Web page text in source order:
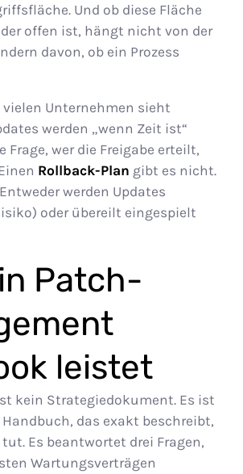
Und ob diese Fläche
offen ist, hängt nicht von der
davon, ob ein Prozess
Unternehmen sieht
werden „wenn Zeit ist“
Frage, wer die Freigabe erteilt,
Rollback-Plan gibt es nicht.
werden Updates
oder übereilt eingespielt
Patch-
leistet
kein Strategiedokument. Es ist
das exakt beschreibt,
Es beantwortet drei Fragen,
Wartungsverträgen